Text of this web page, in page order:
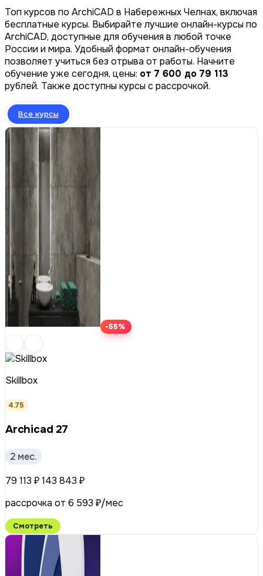
Топ курсов по ArchiCAD в Набережных Челнах, включая
бесплатные курсы. Выбирайте лучшие онлайн-курсы по
ArchiCAD, доступные для обучения в любой точке
России и мира. Удобный формат онлайн-обучения
позволяет учиться без отрыва от работы. Начните
обучение уже сегодня, цены: от 7 600 до 79 113
рублей. Также доступны курсы с рассрочкой.
Все курсы
-55%
Skillbox
4.75
Archicad 27
2 мес.
79 113 ₽143 843 ₽
рассрочка от 6 593 ₽/мес
Смотреть